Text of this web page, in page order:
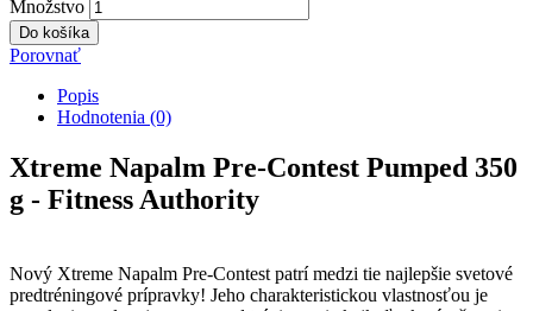
Množstvo
Do košíka
Porovnať
Popis
Hodnotenia (0)
Xtreme Napalm Pre-Contest Pumped 350
g - Fitness Authority
Nový Xtreme Napalm Pre-Contest patrí medzi tie najlepšie svetové
predtréningové prípravky! Jeho charakteristickou vlastnosťou je